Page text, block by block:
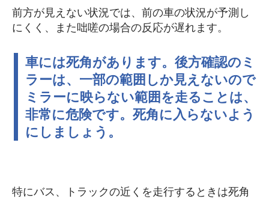
前方が見えない状況では、前の車の状況が予測し
にくく、また咄嗟の場合の反応が遅れます。
車には死角があります。後方確認のミ
ラーは、一部の範囲しか見えないので
ミラーに映らない範囲を走ることは、
非常に危険です。死角に入らないよう
にしましょう。
特にバス、トラックの近くを走行するときは死角